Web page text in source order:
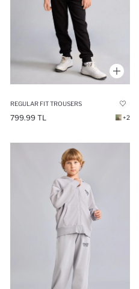
REGULAR FIT TROUSERS
799.99 TL +2